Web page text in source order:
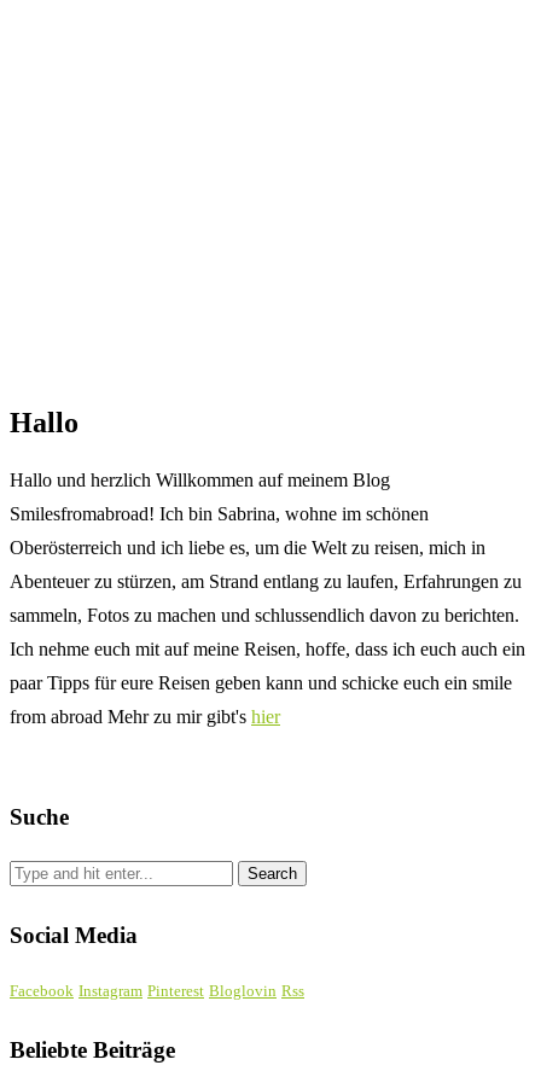
Hallo
Hallo und herzlich Willkommen auf meinem Blog
Smilesfromabroad! Ich bin Sabrina, wohne im schönen
Oberösterreich und ich liebe es, um die Welt zu reisen, mich in
Abenteuer zu stürzen, am Strand entlang zu laufen, Erfahrungen zu
sammeln, Fotos zu machen und schlussendlich davon zu berichten.
Ich nehme euch mit auf meine Reisen, hoffe, dass ich euch auch ein
paar Tipps für eure Reisen geben kann und schicke euch ein smile
from abroad Mehr zu mir gibt's hier
Suche
Social Media
Facebook Instagram Pinterest Bloglovin Rss
Beliebte Beiträge